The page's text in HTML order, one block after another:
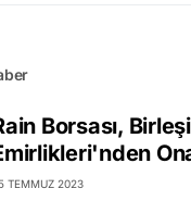
Borsası,
TEMMUZ 2023